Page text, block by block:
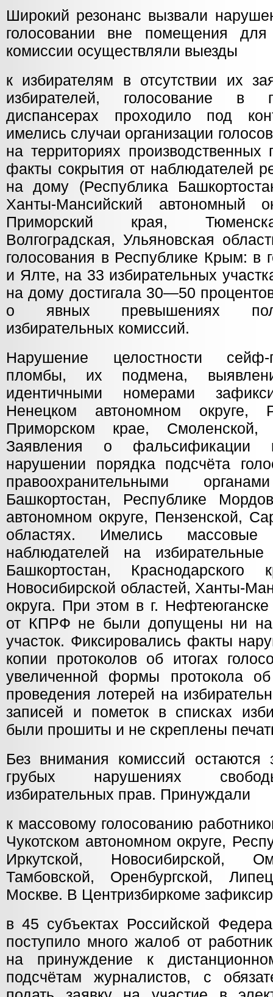
Широкий резонанс вызвали
голосовании вне помещения для
комиссии осуществляли выезды
к избирателям в отсутствии их
избирателей, голосование в
диспансерах проходило под
имелись случаи организации
на территориях производственных
факты сокрытия от наблюдателей
на дому (Республика
Ханты-Мансийский автономный
Приморский края,
Волгоградская, Ульяновская
голосования в Республике Крым: в
и Ялте, на 33 избирательных
на дому достигала 30—50
о явных превышениях
избирательных комиссий.
Нарушение целостности сейф-
пломбы, их подмена,
идентичными номерами
Ненецком автономном округе,
Приморском крае, Смоленской,
Заявления о фальсификации
нарушении порядка подсчёта
правоохранительными
Башкортостан, Республике
автономном округе, Пензенской,
областях. Имелись массовые
наблюдателей на избирательные
Башкортостан, Краснодарского
Новосибирской областей, Ханты-
округа. При этом в г.
от КПРФ не были допущены ни на
участок. Фиксировались факты
копии протоколов об итогах
увеличенной формы протокола об
проведения лотерей на
записей и пометок в списках
были прошиты и не скреплены
Без внимания комиссий остаются
грубых нарушениях
избирательных прав. Принуждали
к массовому голосованию
Чукотском автономном округе,
Иркутской, Новосибирской,
Тамбовской, Оренбургской,
Москве. В Центризбиркоме
в 45 субъектах Российской
поступило много жалоб от
на принуждение к
подсчётам журналистов, с